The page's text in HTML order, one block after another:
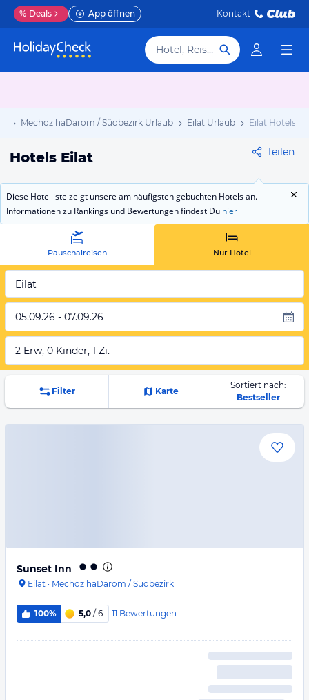
% Deals App öffnen Kontakt
Hotel, Reiseziel
Mechoz haDarom / Südbezirk Urlaub Eilat Urlaub Eilat Hotels
Hotels Eilat Teilen
Diese Hotelliste zeigt unsere am häufigsten gebuchten Hotels an.
Informationen zu Rankings und Bewertungen findest Du hier
Pauschalreisen Nur Hotel
Eilat
05.09.26 - 07.09.26
2 Erw, 0 Kinder, 1 Zi.
Filter Karte
Sortiert nach:
Bestseller
Sunset Inn
Eilat · Mechoz haDarom / Südbezirk
100% 5,0 / 6 11 Bewertungen